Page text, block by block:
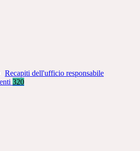
Recapiti dell'ufficio responsabile
320